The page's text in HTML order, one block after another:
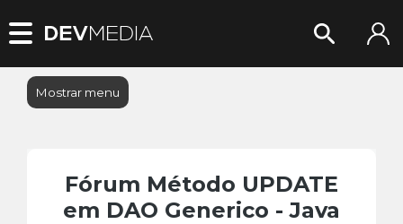
Mostrar menu
Fórum Método UPDATE
em DAO Generico - Java